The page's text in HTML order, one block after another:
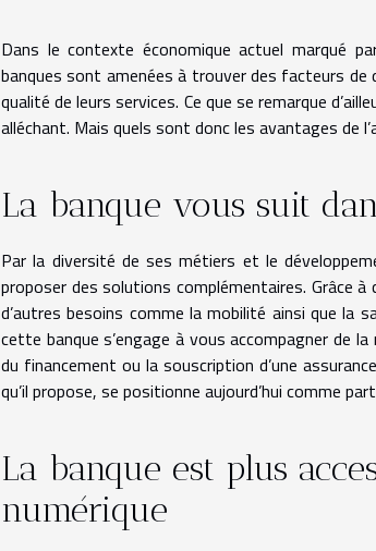
Dans le contexte économique actuel marqué
banques sont amenées à trouver des facteurs de
qualité de leurs services. Ce que se remarque
alléchant. Mais quels sont donc les avantages de
La banque vous suit
Par la diversité de ses métiers et le
proposer des solutions complémentaires. Grâce
d’autres besoins comme la mobilité ainsi que la
cette banque s’engage à vous accompagner de
du financement ou la souscription d’une
qu’il propose, se positionne aujourd’hui comme
La banque est plus
numérique